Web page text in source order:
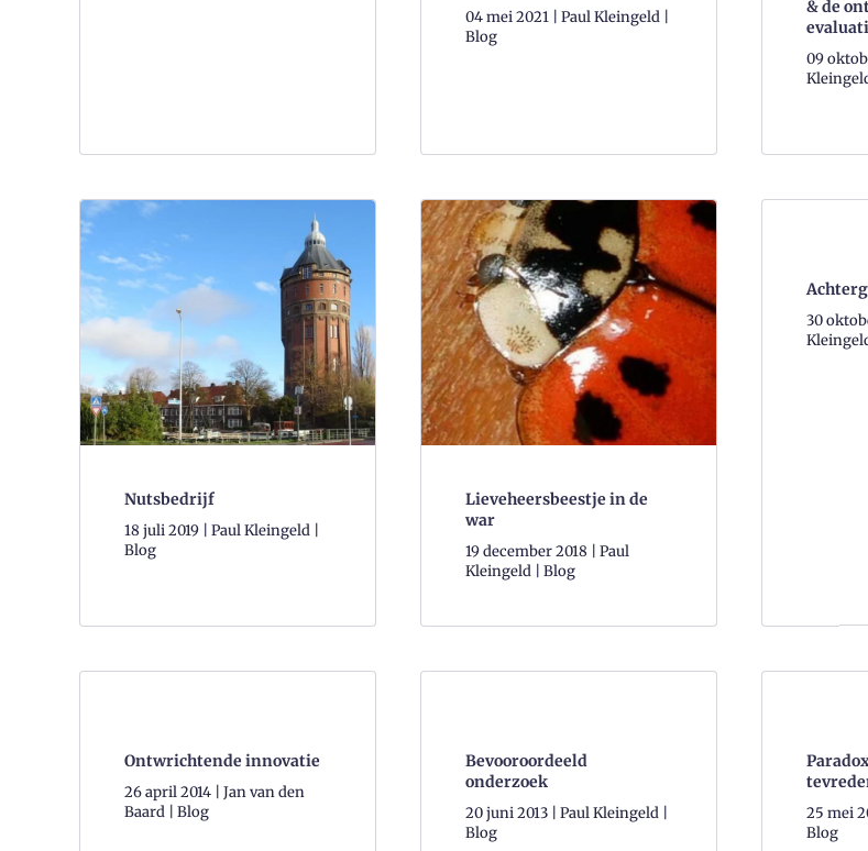
04 mei 2021 | Paul Kleingeld |
Blog
& de
09
Nutsbedrijf
18 juli 2019 | Paul Kleingeld |
Blog
Lieveheersbeestje in de
war
19 december 2018 | Paul
Kleingeld | Blog
30
Ontwrichtende innovatie
26 april 2014 | Jan van den
Baard | Blog
Bevooroordeeld
onderzoek
20 juni 2013 | Paul Kleingeld |
Blog
25 mei
Blog